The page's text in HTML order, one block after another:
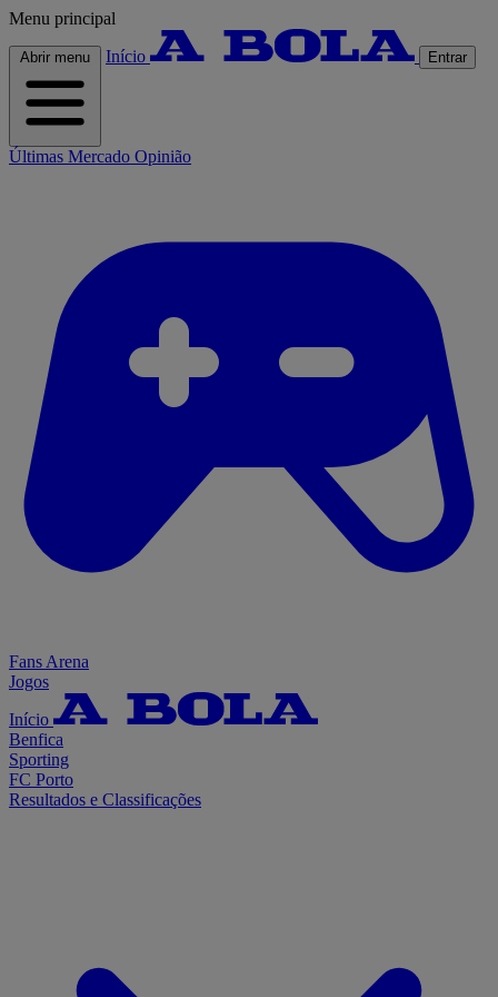
Menu principal
Abrir menu Início Entrar
Últimas Mercado Opinião
Fans Arena
Jogos
Início
Benfica
Sporting
FC Porto
Resultados e Classificações